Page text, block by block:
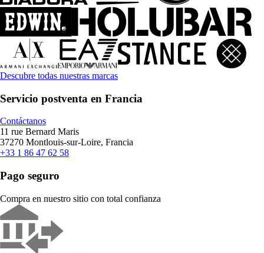
Descubre todas nuestras marcas
Servicio postventa en Francia
Contáctanos
11 rue Bernard Maris
37270 Montlouis-sur-Loire, Francia
+33 1 86 47 62 58
Pago seguro
Compra en nuestro sitio con total confianza